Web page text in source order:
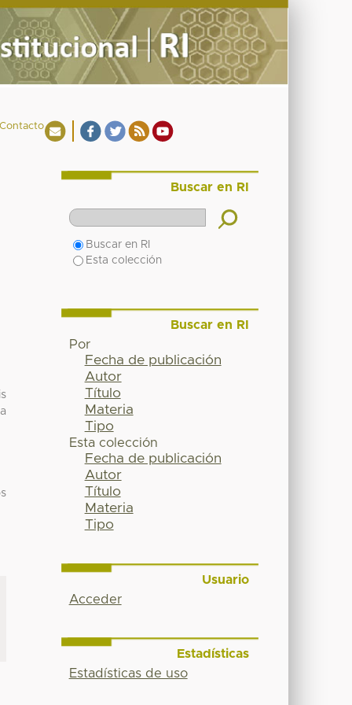
Contacto
Buscar en RI
Buscar en RI
Esta colección
Buscar en RI
Por
Fecha de publicación
Autor
Título
Materia
Tipo
Esta colección
Fecha de publicación
Autor
Título
Materia
Tipo
Usuario
Acceder
Estadísticas
Estadísticas de uso